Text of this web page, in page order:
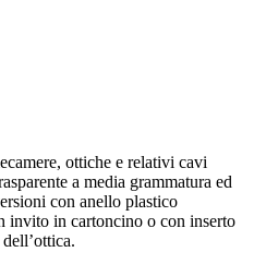
ottiche e relativi cavi
a media grammatura ed
con anello plastico
invito in cartoncino o con inserto